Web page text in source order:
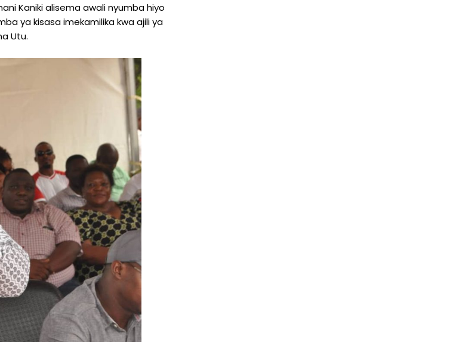
Kaniki alisema awali nyumba hiyo
ya kisasa imekamilika kwa ajili ya
Utu.